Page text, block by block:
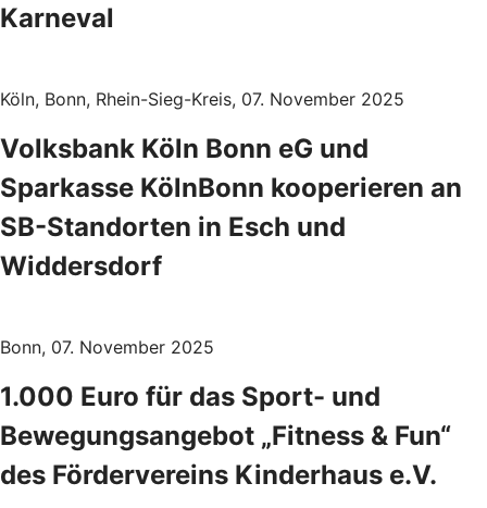
Karneval
Köln, Bonn, Rhein-Sieg-Kreis, 07. November 2025
Volksbank Köln Bonn eG und
Sparkasse KölnBonn kooperieren an
SB-Standorten in Esch und
Widdersdorf
Bonn, 07. November 2025
1.000 Euro für das Sport- und
Bewegungsangebot „Fitness & Fun“
des Fördervereins Kinderhaus e.V.